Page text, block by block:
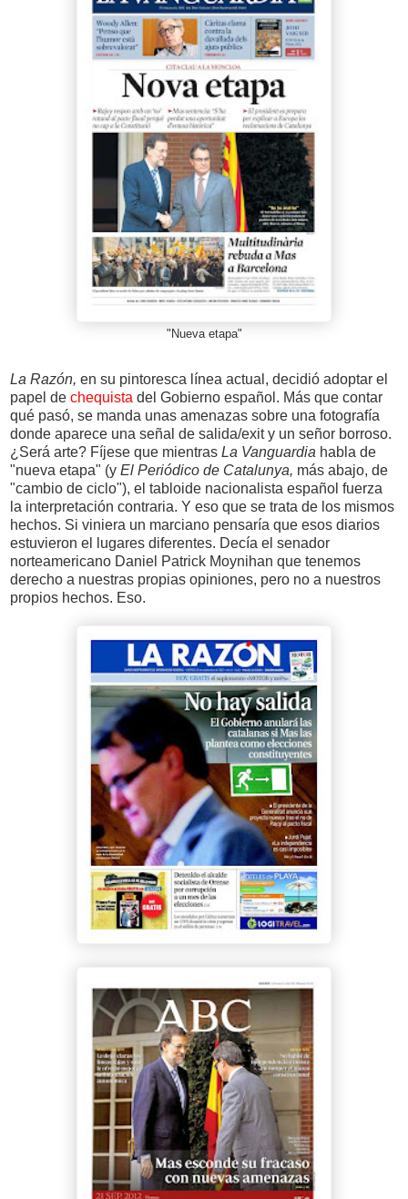
"Nueva etapa"
La Razón, en su pintoresca línea actual, decidió adoptar el
papel de chequista del Gobierno español. Más que contar
qué pasó, se manda unas amenazas sobre una fotografía
donde aparece una señal de salida/exit y un señor borroso.
¿Será arte? Fíjese que mientras La Vanguardia habla de
"nueva etapa" (y El Periódico de Catalunya, más abajo, de
"cambio de ciclo"), el tabloide nacionalista español fuerza
la interpretación contraria. Y eso que se trata de los mismos
hechos. Si viniera un marciano pensaría que esos diarios
estuvieron el lugares diferentes. Decía el senador
norteamericano Daniel Patrick Moynihan que tenemos
derecho a nuestras propias opiniones, pero no a nuestros
propios hechos. Eso.